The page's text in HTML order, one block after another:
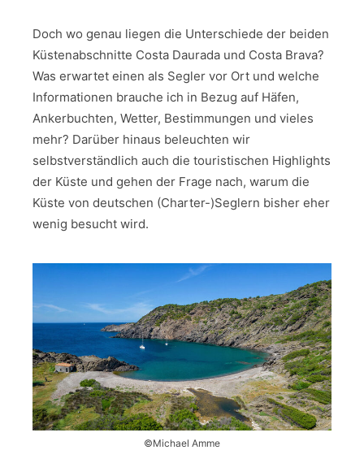
Doch wo genau liegen die Unterschiede der beiden
Küstenabschnitte Costa Daurada und Costa Brava?
Was erwartet einen als Segler vor Ort und welche
Informationen brauche ich in Bezug auf Häfen,
Ankerbuchten, Wetter, Bestimmungen und vieles
mehr? Darüber hinaus beleuchten wir
selbstverständlich auch die touristischen Highlights
der Küste und gehen der Frage nach, warum die
Küste von deutschen (Charter-)Seglern bisher eher
wenig besucht wird.
©Michael Amme